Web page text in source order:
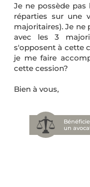
Je ne possède
réparties sur une
majoritaires). Je ne
avec les 3
s'opposent à cette
je me faire
cette cession?
Bien à vous,
un